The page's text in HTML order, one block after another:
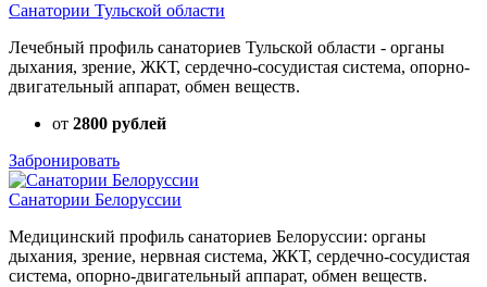
Санатории Тульской области
Лечебный профиль санаториев Тульской области - органы
дыхания, зрение, ЖКТ, сердечно-сосудистая система, опорно-
двигательный аппарат, обмен веществ.
от 2800 рублей
Забронировать
Санатории Белоруссии
Медицинский профиль санаториев Белоруссии: органы
дыхания, зрение, нервная система, ЖКТ, сердечно-сосудистая
система, опорно-двигательный аппарат, обмен веществ.